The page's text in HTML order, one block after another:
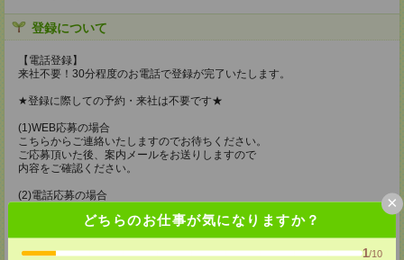
どちらのお仕事が気になりますか？
1/10
×
登録について
【電話登録】
来社不要！30分程度のお電話で登録が完了いたします。
★登録に際しての予約・来社は不要です★
(1)WEB応募の場合
こちらからご連絡いたしますのでお待ちください。
ご応募頂いた後、案内メールをお送りしますので
内容をご確認ください。
(2)電話応募の場合
その場で登録も可能です。
持ち物